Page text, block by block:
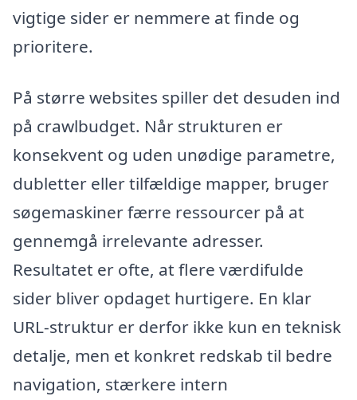
vigtige sider er nemmere at finde og
prioritere.
På større websites spiller det desuden ind
på crawlbudget. Når strukturen er
konsekvent og uden unødige parametre,
dubletter eller tilfældige mapper, bruger
søgemaskiner færre ressourcer på at
gennemgå irrelevante adresser.
Resultatet er ofte, at flere værdifulde
sider bliver opdaget hurtigere. En klar
URL-struktur er derfor ikke kun en teknisk
detalje, men et konkret redskab til bedre
navigation, stærkere intern